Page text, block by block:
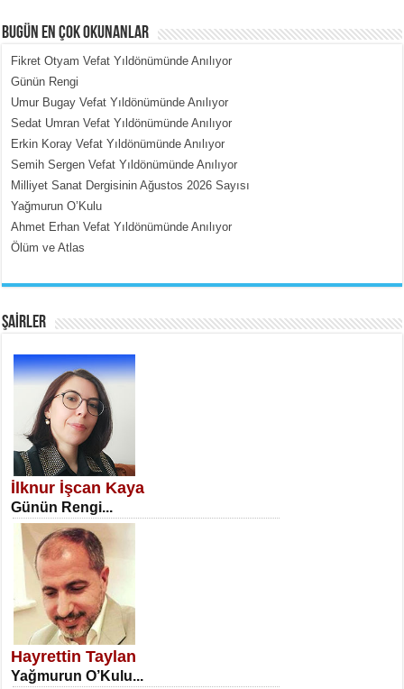
MEHMET ÇOBAN
İçerdeki Put Dışardaki Maskeler...
SATILMIŞ ÜMİT ÇETİNKAYA
Erkenlik...
NECLA DİLEK ARSLAN
Öğretmenler Günü Mahkemesi...
BUGÜN EN ÇOK OKUNANLAR
Fikret Otyam Vefat Yıldönümünde Anılıyor
Günün Rengi
Umur Bugay Vefat Yıldönümünde Anılıyor
Sedat Umran Vefat Yıldönümünde Anılıyor
Erkin Koray Vefat Yıldönümünde Anılıyor
Semih Sergen Vefat Yıldönümünde Anılıyor
Milliyet Sanat Dergisinin Ağustos 2026 Sayısı
Yağmurun O’Kulu
Ahmet Erhan Vefat Yıldönümünde Anılıyor
Ölüm ve Atlas
ŞAİRLER
İlknur İşcan Kaya
Günün Rengi...
Hayrettin Taylan
Yağmurun O’Kulu...